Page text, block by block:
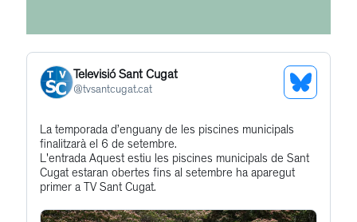
Televisió Sant Cugat
@tvsantcugat.cat
See
Get
to
this
post
La temporada d’enguany de les piscines municipals
finalitzarà el 6 de setembre.
L'entrada Aquest estiu les piscines municipals de Sant
Cugat estaran obertes fins al setembre ha aparegut
primer a TV Sant Cugat.